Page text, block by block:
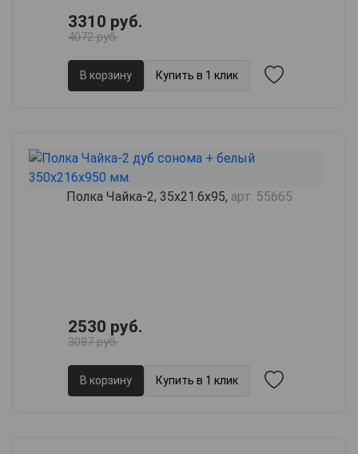
3310 руб.
4072 руб.
В корзину Купить в 1 клик
Полка Чайка-2, 35х21.6х95, арт. 55665
2530 руб.
3087 руб.
В корзину Купить в 1 клик